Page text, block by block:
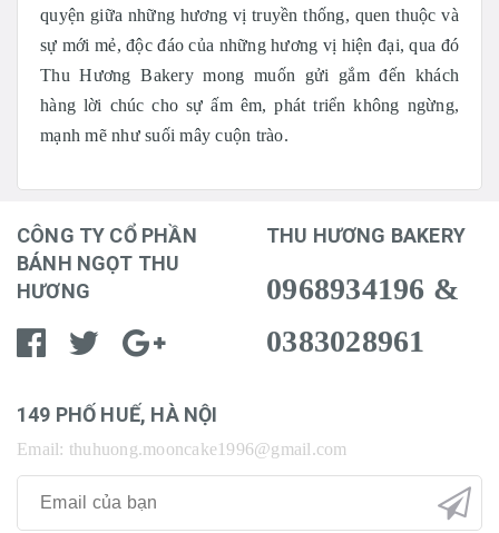
quyện giữa những hương vị truyền thống, quen thuộc và
sự mới mẻ, độc đáo của những hương vị hiện đại, qua đó
Thu Hương Bakery mong muốn gửi gắm đến khách
hàng lời chúc cho sự ấm êm, phát triển không ngừng,
mạnh mẽ như suối mây cuộn trào.
CÔNG TY CỔ PHẦN
BÁNH NGỌT THU
HƯƠNG
THU HƯƠNG BAKERY
0968934196 &
0383028961
149 PHỐ HUẾ, HÀ NỘI
Email: thuhuong.mooncake1996@gmail.com